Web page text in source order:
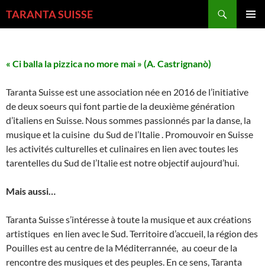
auTARANTA SUISSE
« Ci balla la pizzica no more mai » (A. Castrignanò)
Taranta Suisse est une association née en 2016 de l’initiative
de deux soeurs qui font partie de la deuxième génération
d’italiens en Suisse. Nous sommes passionnés par la danse, la
musique et la cuisine du Sud de l’Italie . Promouvoir en Suisse
les activités culturelles et culinaires en lien avec toutes les
tarentelles du Sud de l’Italie est notre objectif aujourd’hui.
Mais aussi…
Taranta Suisse s’intéresse à toute la musique et aux créations
artistiques en lien avec le Sud. Territoire d’accueil, la région des
Pouilles est au centre de la Méditerrannée, au coeur de la
rencontre des musiques et des peuples. En ce sens, Taranta